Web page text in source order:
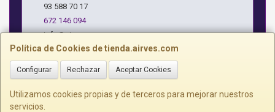
Política de Cookies de tienda.airves.com
Configurar Rechazar Aceptar Cookies
Utilizamos cookies propias y de terceros para mejorar nuestros
servicios.
93 588 70 17
672 146 094
info@airves.com
Horario
Lunes a Jueves - 17 a 20 horas